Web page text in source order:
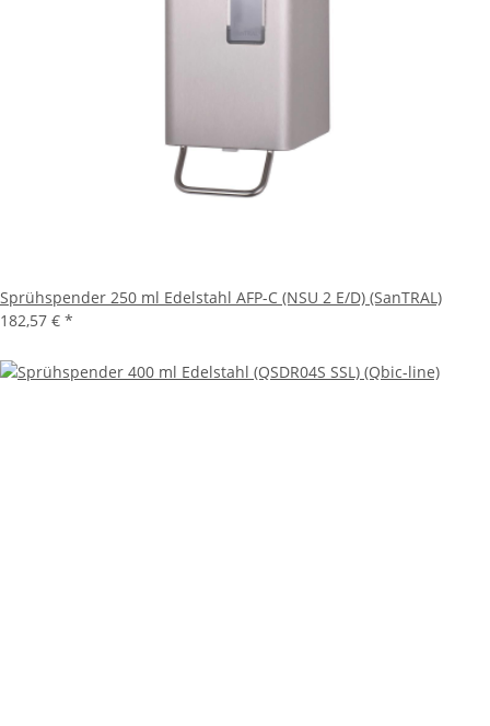
Sprühspender 250 ml Edelstahl AFP-C (NSU 2 E/D) (SanTRAL)
182,57 € *